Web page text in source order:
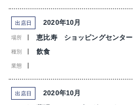
出店日 2020年10月
場所 恵比寿 ショッピングセンター
種別 飲食
業態
出店日 2020年10月